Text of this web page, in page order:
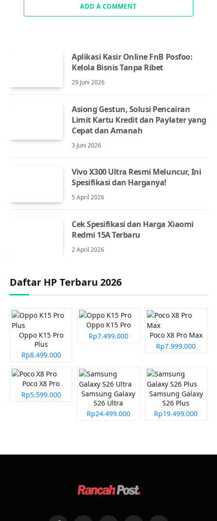
ADD A COMMENT
Aplikasi Kasir Online FnB Posfoo:
Kelola Bisnis Tanpa Ribet
29 Juni 2026
Asiong Gestun, Solusi Pencairan
Limit Kartu Kredit dan Paylater yang
Cepat dan Amanah
3 Juni 2026
Vivo X300 Ultra Resmi Meluncur, Ini
Spesifikasi dan Harganya!
5 April 2026
Cek Spesifikasi dan Harga Xiaomi
Redmi 15A Terbaru
2 April 2026
Daftar HP Terbaru 2026
Oppo K15 Pro
Plus
Rp8.499.000
Oppo K15 Pro
Rp7.499.000
Poco X8 Pro Max
Rp7.999.000
Poco X8 Pro
Rp5.599.000
Samsung Galaxy
S26 Ultra
Rp24.499.000
Samsung Galaxy
S26 Plus
Rp19.499.000